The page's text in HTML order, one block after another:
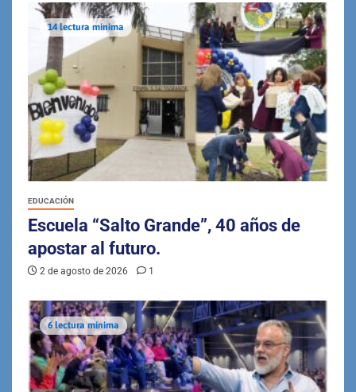
14 lectura mínima
EDUCACIÓN
Escuela “Salto Grande”, 40 años de
apostar al futuro.
2 de agosto de 2026 1
6 lectura mínima